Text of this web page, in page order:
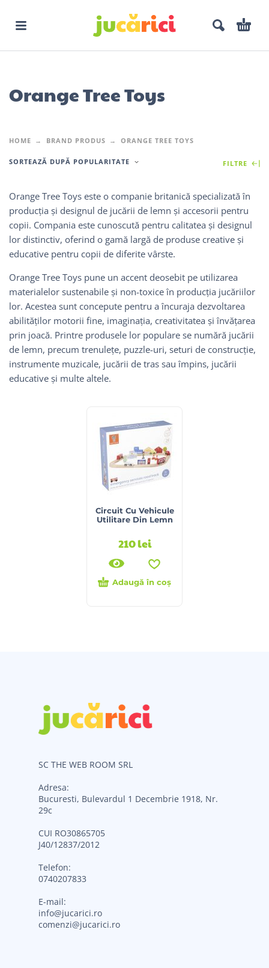
Orange Tree Toys
HOME BRAND PRODUS ORANGE TREE TOYS
SORTEAZĂ DUPĂ POPULARITATE FILTRE
Orange Tree Toys este o companie britanică specializată în
producția și designul de jucării de lemn și accesorii pentru
copii. Compania este cunoscută pentru calitatea și designul
lor distinctiv, oferind o gamă largă de produse creative și
educative pentru copii de diferite vârste.
Orange Tree Toys pune un accent deosebit pe utilizarea
materialelor sustenabile și non-toxice în producția jucăriilor
lor. Acestea sunt concepute pentru a încuraja dezvoltarea
abilităților motorii fine, imaginația, creativitatea și învățarea
prin joacă. Printre produsele lor populare se numără jucării
de lemn, precum trenulețe, puzzle-uri, seturi de construcție,
instrumente muzicale, jucării de tras sau împins, jucării
educative și multe altele.
Circuit Cu Vehicule
Utilitare Din Lemn
210lei
Adaugă în coș
SC THE WEB ROOM SRL
Adresa:
Bucuresti, Bulevardul 1 Decembrie 1918, Nr.
29c
CUI RO30865705
J40/12837/2012
Telefon:
0740207833
E-mail:
info@jucarici.ro
comenzi@jucarici.ro